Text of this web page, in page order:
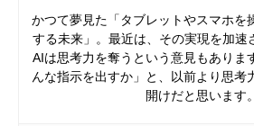
かつて夢見た「タブレットやスマホを
する未来」。最近は、その実現を加速
AIは思考力を奪うという意見もありま
んな指示を出すか」と、以前より思考
開けだと思います。